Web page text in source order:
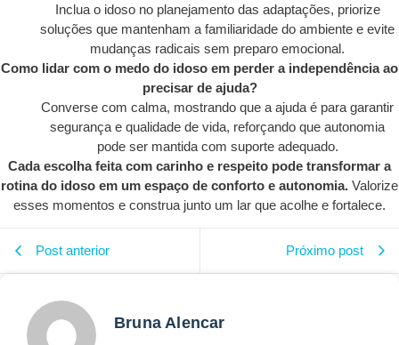
Inclua o idoso no planejamento das adaptações, priorize
soluções que mantenham a familiaridade do ambiente e evite
mudanças radicais sem preparo emocional.
Como lidar com o medo do idoso em perder a independência ao
precisar de ajuda?
Converse com calma, mostrando que a ajuda é para garantir
segurança e qualidade de vida, reforçando que autonomia
pode ser mantida com suporte adequado.
Cada escolha feita com carinho e respeito pode transformar a
rotina do idoso em um espaço de conforto e autonomia. Valorize
esses momentos e construa junto um lar que acolhe e fortalece.
Post anterior Próximo post
Bruna Alencar